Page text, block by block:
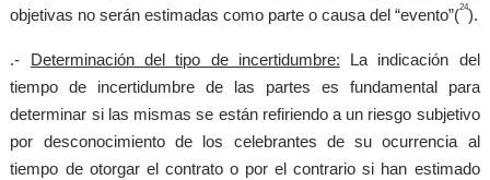
objetivas no serán estimadas como parte o causa del “evento”(24).
.- Determinación del tipo de incertidumbre: La indicación del
tiempo de incertidumbre de las partes es fundamental para
determinar si las mismas se están refiriendo a un riesgo subjetivo
por desconocimiento de los celebrantes de su ocurrencia al
tiempo de otorgar el contrato o por el contrario si han estimado